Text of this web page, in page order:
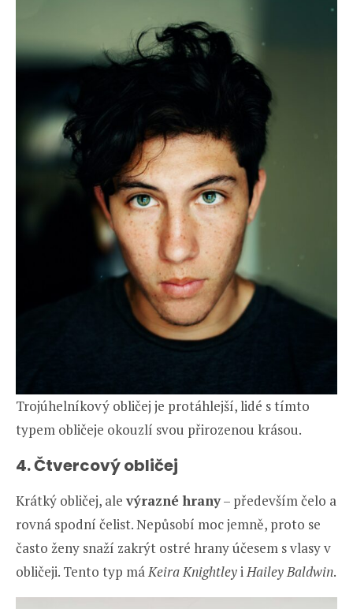
Trojúhelníkový obličej je protáhlejší, lidé s tímto
typem obličeje okouzlí svou přirozenou krásou.
4. Čtvercový obličej
Krátký obličej, ale výrazné hrany– především čelo a
rovná spodní čelist. Nepůsobí moc jemně, proto se
často ženy snaží zakrýt ostré hrany účesem s vlasy v
obličeji. Tento typ máKeira KnightleyiHailey Baldwin.